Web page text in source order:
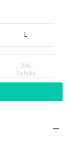
L
3XL
Slutsåld